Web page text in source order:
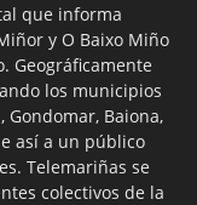
que informa
y O Baixo Miño
Geográficamente
los municipios
Gondomar, Baiona,
así a un público
Telemariñas se
colectivos de la